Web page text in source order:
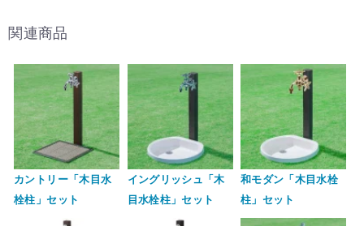
関連商品
カントリー「木目水
栓柱」セット
イングリッシュ「木
目水栓柱」セット
和モダン「木目水栓
柱」セット